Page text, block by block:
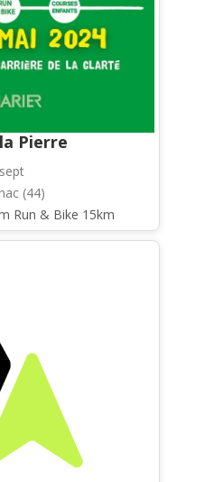
Pierre
(44)
Run & Bike 15km